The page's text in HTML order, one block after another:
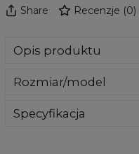
Share Recenzje (0)
Opis produktu
zupełnie nowego
telefon przed
Rozmiar/model
flagowe modele
Specyfikacja